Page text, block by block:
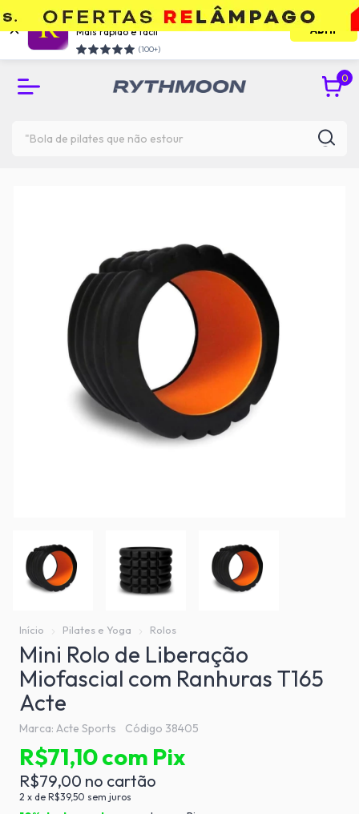
Use o app e economize
Mais rápido e facil
(100+)
Abrir
RETIRE GRÁTIS NA UNIDADE DO TATUAPÉ
0
Início Pilates e Yoga Rolos
Mini Rolo de Liberação
Miofascial com Ranhuras T165
Acte
Marca: Acte Sports Código 38405
R$79,00
R$71,10com Pix
2 x de R$39,50 sem juros